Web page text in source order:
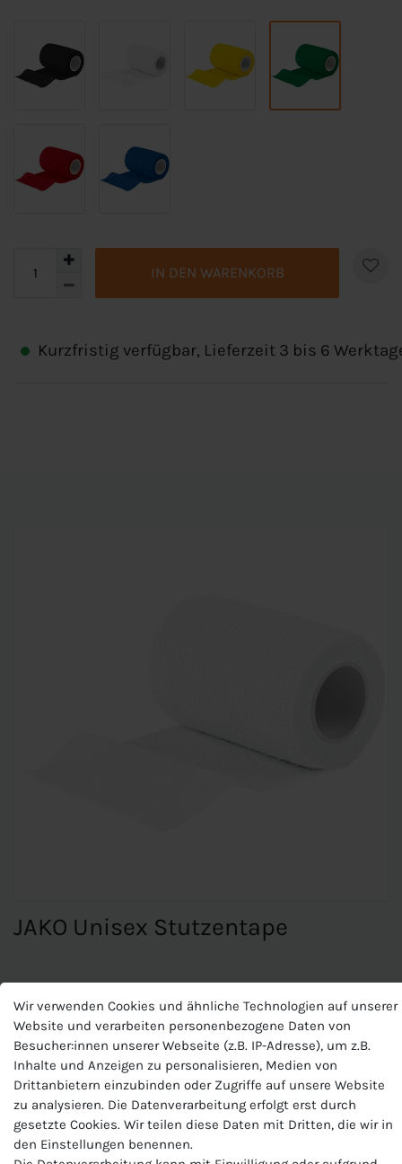
IN DEN WARENKORB
Kurzfristig verfügbar, Lieferzeit 3 bis 6
JAKO Unisex Stutzentape
Fixierter Knöchelschutz für optimalen Schutz
Flexibles Kunststoffband zur Fixierung von
Schienbeinschonern, Stutzenstrümpfen und Stutzen
Keine Kleberückstände
7,5 x 200 cm (2,99 €/m)
Wir verwenden Cookies und ähnliche Technologien auf unserer
Website und verarbeiten personenbezogene Daten von
Besucher:innen unserer Webseite (z.B. IP-Adresse), um z.B.
Inhalte und Anzeigen zu personalisieren, Medien von
Drittanbietern einzubinden oder Zugriffe auf unsere Website
zu analysieren. Die Datenverarbeitung erfolgt erst durch
gesetzte Cookies. Wir teilen diese Daten mit Dritten, die wir in
den Einstellungen benennen.